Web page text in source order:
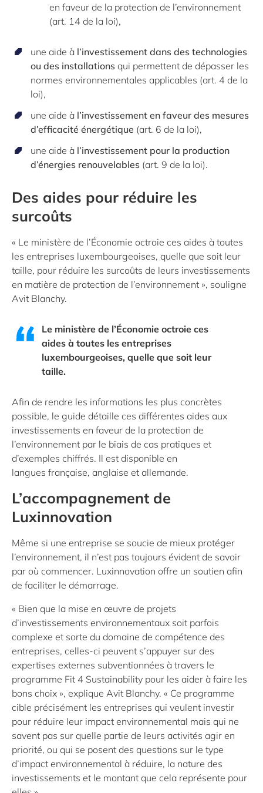
en faveur de la protection de l’environnement
(art. 14 de la loi),
une aide à l’investissement dans des technologies
ou des installations qui permettent de dépasser les
normes environnementales applicables (art. 4 de la
loi),
une aide à l’investissement en faveur des mesures
d’efficacité énergétique (art. 6 de la loi),
une aide à l’investissement pour la production
d’énergies renouvelables (art. 9 de la loi).
Des aides pour réduire les
surcoûts
« Le ministère de l’Économie octroie ces aides à toutes
les entreprises luxembourgeoises, quelle que soit leur
taille, pour réduire les surcoûts de leurs investissements
en matière de protection de l’environnement », souligne
Avit Blanchy.
Le ministère de l’Économie octroie ces
aides à toutes les entreprises
luxembourgeoises, quelle que soit leur
taille.
Afin de rendre les informations les plus concrètes
possible, le guide détaille ces différentes aides aux
investissements en faveur de la protection de
l’environnement par le biais de cas pratiques et
d’exemples chiffrés. Il est disponible en
langues française, anglaise et allemande.
L’accompagnement de
Luxinnovation
Même si une entreprise se soucie de mieux protéger
l’environnement, il n’est pas toujours évident de savoir
par où commencer. Luxinnovation offre un soutien afin
de faciliter le démarrage.
« Bien que la mise en œuvre de projets
d’investissements environnementaux soit parfois
complexe et sorte du domaine de compétence des
entreprises, celles-ci peuvent s’appuyer sur des
expertises externes subventionnées à travers le
programme Fit 4 Sustainability pour les aider à faire les
bons choix », explique Avit Blanchy. « Ce programme
cible précisément les entreprises qui veulent investir
pour réduire leur impact environnemental mais qui ne
savent pas sur quelle partie de leurs activités agir en
priorité, ou qui se posent des questions sur le type
d’impact environnemental à réduire, la nature des
investissements et le montant que cela représente pour